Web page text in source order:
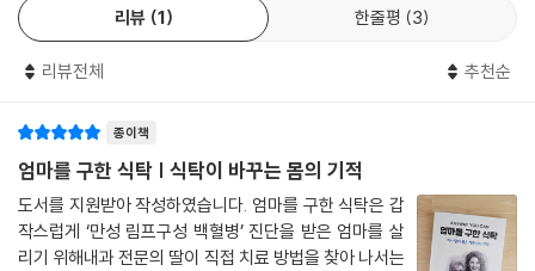
감소했습니다. 이런 일은 절대 일어나지 않습니다. 대체 6주 동안 무슨 일
이 있었던 겁니까?”
--- p.104
엄마가 케톤 여행을 시작한 지 7개월이 지났습니다. 엄마는 5월의 아름다
운 신부처럼 광채로 빛났습니다. 그녀의 에너지는 우리 가족을 놀라게 했
습니다. 제가 십 대 때 기억하는 열정적인 여인의 표정을 짓고 있었습니다.
그녀는 빛이 났습니다.
--- p.150
리뷰 1 한줄평 3
리뷰전체 추천순
종이책
엄마를 구한 식탁 | 식탁이 바꾸는 몸의 기적
도서를 지원받아 작성하였습니다. 엄마를 구한 식탁은 갑
작스럽게 ‘만성 림프구성 백혈병’ 진단을 받은 엄마를 살
리기 위해내과 전문의 딸이 직접 치료 방법을 찾아 나서는